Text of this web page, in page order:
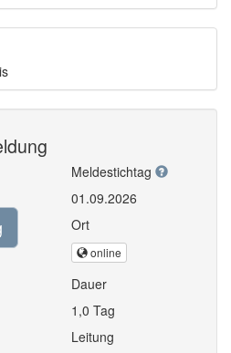
Meldestichtag
01.09.2026
Ort
online
Dauer
1,0 Tag
Leitung